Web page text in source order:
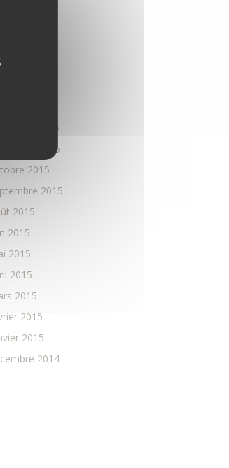
2016
2015
2015
2015
2015
2015
2015
2015
2015
2015
2015
2015
2014